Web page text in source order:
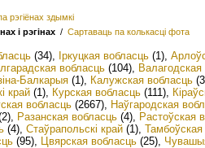
рэгіёнах здымкі
i рэгінах / Сартаваць па колькасцi фота
(34), Іркуцкая вобласць (1),
вобласць (104),
Балкарыя (1), Калужская вобласць
край (1), Курская вобласць (111),
вобласць (2667), Наўгародская
, Разанская вобласць (4), Растоўская
(4), Стаўрапольскі край (1),
(95), Цвярская вобласць (25),